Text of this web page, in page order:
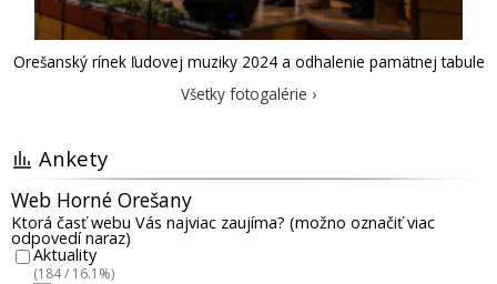
Orešanský rínek ľudovej muziky 2024 a odhalenie pamätnej tabule
Všetky fotogalérie ›
Ankety
Web Horné Orešany
Ktorá časť webu Vás najviac zaujíma? (možno označiť viac
odpovedí naraz)
Aktuality
(184 / 16.1%)